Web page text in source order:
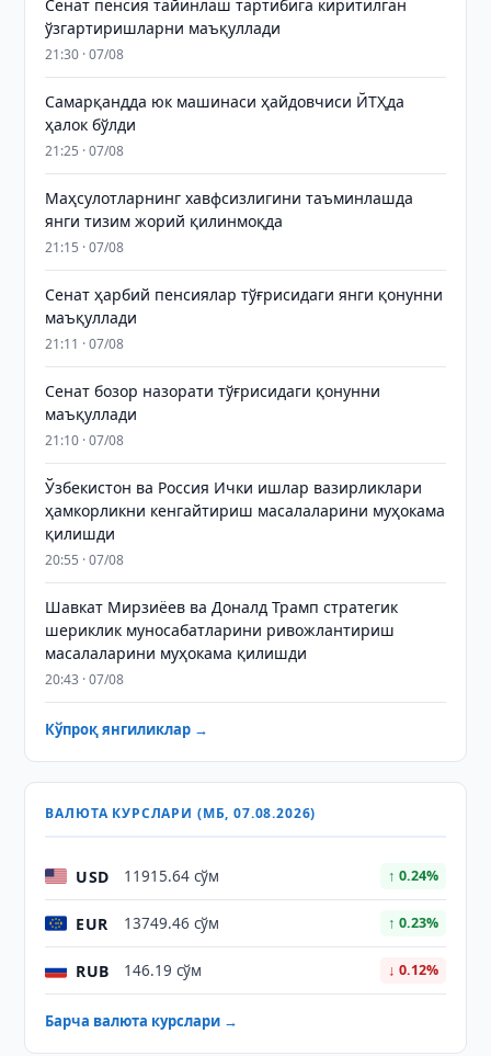
Сенат пенсия тайинлаш тартибига киритилган
ўзгартиришларни маъқуллади
21:30 · 07/08
Самарқандда юк машинаси ҳайдовчиси ЙТҲда
ҳалок бўлди
21:25 · 07/08
Маҳсулотларнинг хавфсизлигини таъминлашда
янги тизим жорий қилинмоқда
21:15 · 07/08
Сенат ҳарбий пенсиялар тўғрисидаги янги қонунни
маъқуллади
21:11 · 07/08
Сенат бозор назорати тўғрисидаги қонунни
маъқуллади
21:10 · 07/08
Ўзбекистон ва Россия Ички ишлар вазирликлари
ҳамкорликни кенгайтириш масалаларини муҳокама
қилишди
20:55 · 07/08
Шавкат Мирзиёев ва Доналд Трамп стратегик
шериклик муносабатларини ривожлантириш
масалаларини муҳокама қилишди
20:43 · 07/08
Кўпроқ янгиликлар →
ВАЛЮТА КУРСЛАРИ (МБ, 07.08.2026)
USD 11915.64 сўм ↑ 0.24%
EUR 13749.46 сўм ↑ 0.23%
RUB 146.19 сўм ↓ 0.12%
Барча валюта курслари →